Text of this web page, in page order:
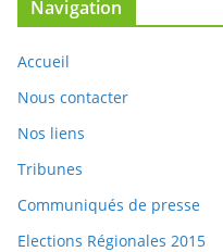
Navigation
Accueil
Nous contacter
Nos liens
Tribunes
Communiqués de presse
Elections Régionales 2015